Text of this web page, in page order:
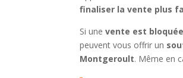
finaliser la vente plus
Si unevente est
peuvent vous offrir un
Montgeroult. Même en